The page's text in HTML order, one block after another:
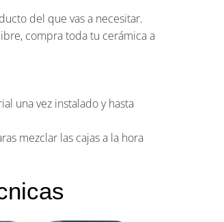
del que vas a necesitar.
compra toda tu cerámica a
una vez instalado y hasta
mezclar las cajas a la hora